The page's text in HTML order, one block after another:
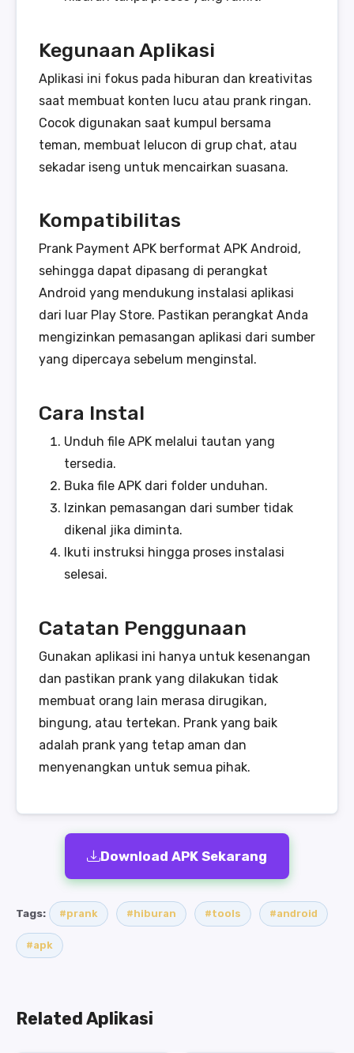
Kegunaan Aplikasi
Aplikasi ini fokus pada hiburan dan kreativitas
saat membuat konten lucu atau prank ringan.
Cocok digunakan saat kumpul bersama
teman, membuat lelucon di grup chat, atau
sekadar iseng untuk mencairkan suasana.
Kompatibilitas
Prank Payment APK berformat APK Android,
sehingga dapat dipasang di perangkat
Android yang mendukung instalasi aplikasi
dari luar Play Store. Pastikan perangkat Anda
mengizinkan pemasangan aplikasi dari sumber
yang dipercaya sebelum menginstal.
Cara Instal
Unduh file APK melalui tautan yang
tersedia.
Buka file APK dari folder unduhan.
Izinkan pemasangan dari sumber tidak
dikenal jika diminta.
Ikuti instruksi hingga proses instalasi
selesai.
Catatan Penggunaan
Gunakan aplikasi ini hanya untuk kesenangan
dan pastikan prank yang dilakukan tidak
membuat orang lain merasa dirugikan,
bingung, atau tertekan. Prank yang baik
adalah prank yang tetap aman dan
menyenangkan untuk semua pihak.
Download APK Sekarang
Tags: #prank #hiburan #tools #android
#apk
Related Aplikasi